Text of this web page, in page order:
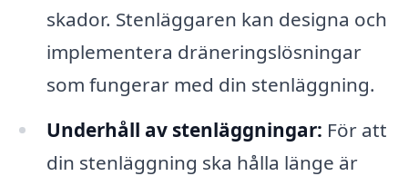
skador. Stenläggaren kan designa och
implementera dräneringslösningar
som fungerar med din stenläggning.
Underhåll av stenläggningar: För att
din stenläggning ska hålla länge är